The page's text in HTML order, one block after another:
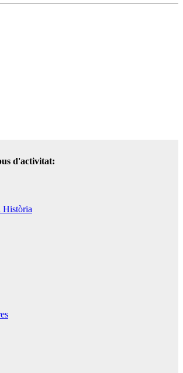
d'activitat:
Història